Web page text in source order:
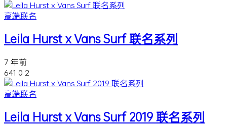
高端联名
Leila Hurst x Vans Surf 联名系列
7 年前
641 0 2
高端联名
Leila Hurst x Vans Surf 2019 联名系列